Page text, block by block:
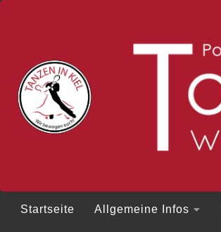
Startseite Allgemeine Infos